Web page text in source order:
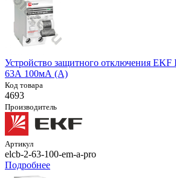
Устройство защитного отключения
63А 100мА (A)
Код товара
4693
Производитель
Артикул
elcb-2-63-100-em-a-pro
Подробнее